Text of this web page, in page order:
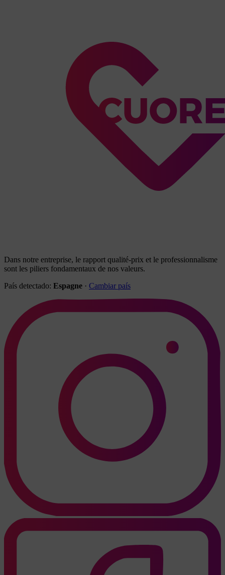
Dans notre entreprise, le rapport qualité-prix et le professionnalisme
sont les piliers fondamentaux de nos valeurs.
País detectado: Espagne · Cambiar país